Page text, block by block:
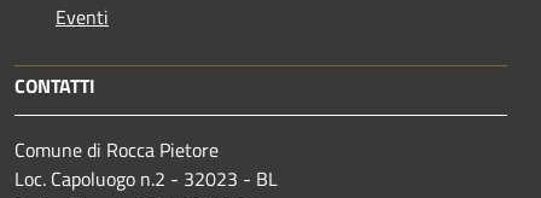
Eventi
CONTATTI
Comune di Rocca Pietore
Loc. Capoluogo n.2 - 32023 - BL